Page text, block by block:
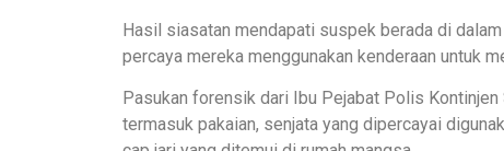
Hasil siasatan mendapati suspek berada di
percaya mereka menggunakan kenderaan untuk
Pasukan forensik dari Ibu Pejabat Polis
termasuk pakaian, senjata yang dipercayai